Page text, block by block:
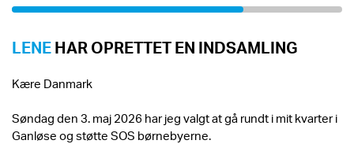
LENEHAR OPRETTET EN INDSAMLING
Kære Danmark
Søndag den 3. maj 2026 har jeg valgt at gå rundt i mit kvarter i
Ganløse og støtte SOS børnebyerne.